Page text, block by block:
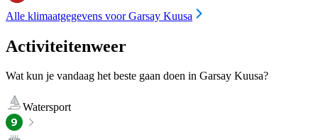
Alle klimaatgegevens voor Garsay Kuusa
Activiteitenweer
Wat kun je vandaag het beste gaan doen in Garsay Kuusa?
Watersport